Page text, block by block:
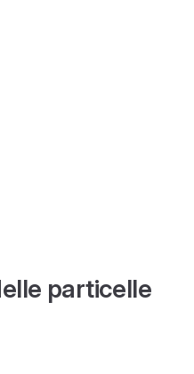
particelle